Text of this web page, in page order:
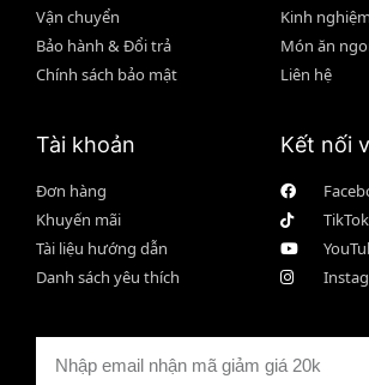
Vận chuyển
Bảo hành & Đổi trả
Chính sách bảo mật
Kinh nghiệm
Món ăn
Liên hệ
Tài khoản
Đơn hàng
Khuyến mãi
Tài liệu hướng dẫn
Danh sách yêu thích
Kết nối
TikTok